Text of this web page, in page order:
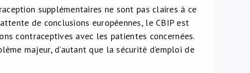
supplémentaires ne sont pas claires à ce
de conclusions européennes, le CBIP est
contraceptives avec les patientes concernées.
majeur, d’autant que la sécurité d’emploi de